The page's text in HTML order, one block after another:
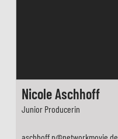
Nicole Aschhoff
Junior Producerin